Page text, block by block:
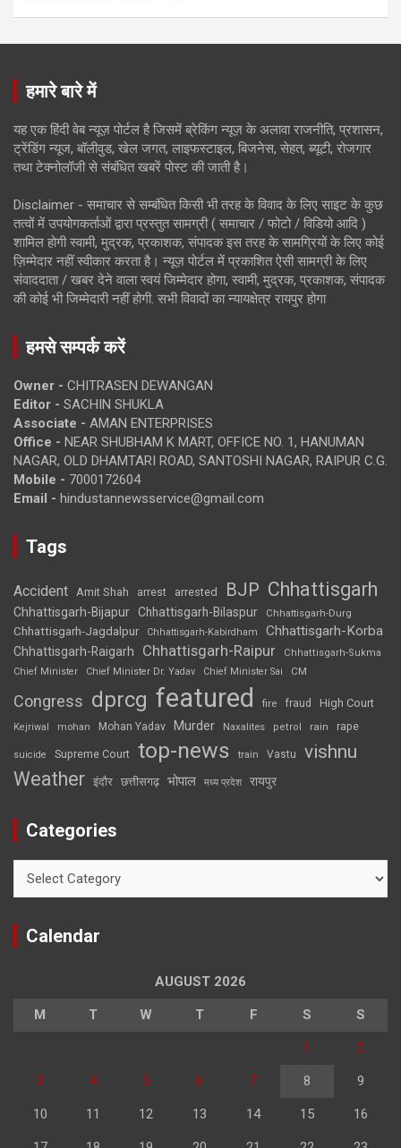
हमारे बारे में
यह एक हिंदी वेब न्यूज़ पोर्टल है जिसमें ब्रेकिंग न्यूज़ के अलावा राजनीति, प्रशासन,
ट्रेंडिंग न्यूज, बॉलीवुड, खेल जगत, लाइफस्टाइल, बिजनेस, सेहत, ब्यूटी, रोजगार
तथा टेक्नोलॉजी से संबंधित खबरें पोस्ट की जाती है।
Disclaimer - समाचार से सम्बंधित किसी भी तरह के विवाद के लिए साइट के कुछ
तत्वों में उपयोगकर्ताओं द्वारा प्रस्तुत सामग्री ( समाचार / फोटो / विडियो आदि )
शामिल होगी स्वामी, मुद्रक, प्रकाशक, संपादक इस तरह के सामग्रियों के लिए कोई
ज़िम्मेदार नहीं स्वीकार करता है। न्यूज़ पोर्टल में प्रकाशित ऐसी सामग्री के लिए
संवाददाता / खबर देने वाला स्वयं जिम्मेदार होगा, स्वामी, मुद्रक, प्रकाशक, संपादक
की कोई भी जिम्मेदारी नहीं होगी. सभी विवादों का न्यायक्षेत्र रायपुर होगा
हमसे सम्पर्क करें
Owner - CHITRASEN DEWANGAN
Editor - SACHIN SHUKLA
Associate - AMAN ENTERPRISES
Office - NEAR SHUBHAM K MART, OFFICE NO. 1, HANUMAN
NAGAR, OLD DHAMTARI ROAD, SANTOSHI NAGAR, RAIPUR C.G.
Mobile - 7000172604
Email - hindustannewsservice@gmail.com
Tags
Accident Amit Shah arrest arrested BJP Chhattisgarh
Chhattisgarh-Bijapur Chhattisgarh-Bilaspur Chhattisgarh-Durg
Chhattisgarh-Jagdalpur Chhattisgarh-Kabirdham Chhattisgarh-Korba
Chhattisgarh-Raigarh Chhattisgarh-Raipur
Chhattisgarh-Sukma
Chief Minister
Chief Minister Dr. Yadav Chief Minister Sai CM
Congress dprcg featured fire fraud High Court
Kejriwal mohan Mohan Yadav Murder Naxalites petrol rain rape
suicide Supreme Court top-news train Vastu vishnu
Weather इंदौर छत्तीसगढ़ भोपाल मध्य प्रदेश रायपुर
Categories
Calendar
AUGUST 2026
M T W T F S S
1 2
3 4 5 6 7 8 9
10 11 12 13 14 15 16